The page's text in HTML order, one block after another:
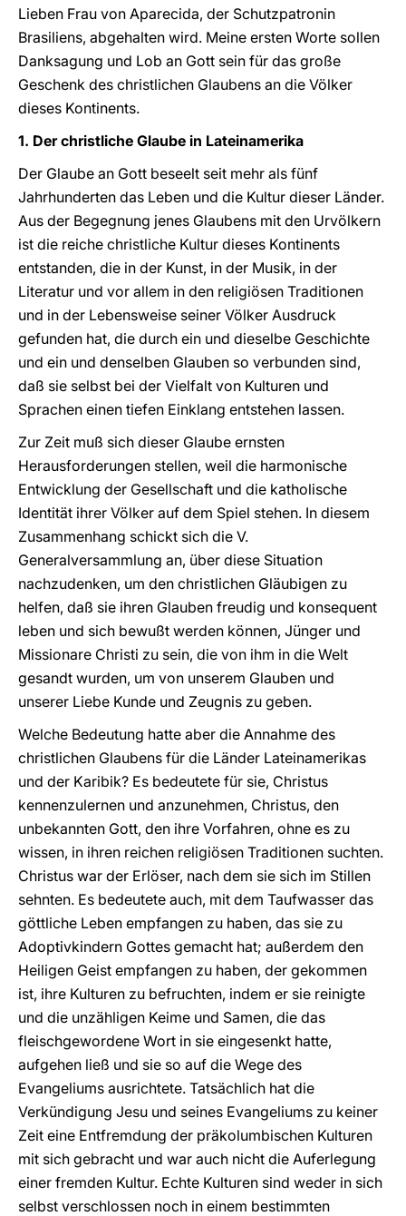
Lieben Frau von Aparecida, der Schutzpatronin
Brasiliens, abgehalten wird. Meine ersten Worte sollen
Danksagung und Lob an Gott sein für das große
Geschenk des christlichen Glaubens an die Völker
dieses Kontinents.
1. Der christliche Glaube in Lateinamerika
Der Glaube an Gott beseelt seit mehr als fünf
Jahrhunderten das Leben und die Kultur dieser Länder.
Aus der Begegnung jenes Glaubens mit den Urvölkern
ist die reiche christliche Kultur dieses Kontinents
entstanden, die in der Kunst, in der Musik, in der
Literatur und vor allem in den religiösen Traditionen
und in der Lebensweise seiner Völker Ausdruck
gefunden hat, die durch ein und dieselbe Geschichte
und ein und denselben Glauben so verbunden sind,
daß sie selbst bei der Vielfalt von Kulturen und
Sprachen einen tiefen Einklang entstehen lassen.
Zur Zeit muß sich dieser Glaube ernsten
Herausforderungen stellen, weil die harmonische
Entwicklung der Gesellschaft und die katholische
Identität ihrer Völker auf dem Spiel stehen. In diesem
Zusammenhang schickt sich die V.
Generalversammlung an, über diese Situation
nachzudenken, um den christlichen Gläubigen zu
helfen, daß sie ihren Glauben freudig und konsequent
leben und sich bewußt werden können, Jünger und
Missionare Christi zu sein, die von ihm in die Welt
gesandt wurden, um von unserem Glauben und
unserer Liebe Kunde und Zeugnis zu geben.
Welche Bedeutung hatte aber die Annahme des
christlichen Glaubens für die Länder Lateinamerikas
und der Karibik? Es bedeutete für sie, Christus
kennenzulernen und anzunehmen, Christus, den
unbekannten Gott, den ihre Vorfahren, ohne es zu
wissen, in ihren reichen religiösen Traditionen suchten.
Christus war der Erlöser, nach dem sie sich im Stillen
sehnten. Es bedeutete auch, mit dem Taufwasser das
göttliche Leben empfangen zu haben, das sie zu
Adoptivkindern Gottes gemacht hat; außerdem den
Heiligen Geist empfangen zu haben, der gekommen
ist, ihre Kulturen zu befruchten, indem er sie reinigte
und die unzähligen Keime und Samen, die das
fleischgewordene Wort in sie eingesenkt hatte,
aufgehen ließ und sie so auf die Wege des
Evangeliums ausrichtete. Tatsächlich hat die
Verkündigung Jesu und seines Evangeliums zu keiner
Zeit eine Entfremdung der präkolumbischen Kulturen
mit sich gebracht und war auch nicht die Auferlegung
einer fremden Kultur. Echte Kulturen sind weder in sich
selbst verschlossen noch in einem bestimmten